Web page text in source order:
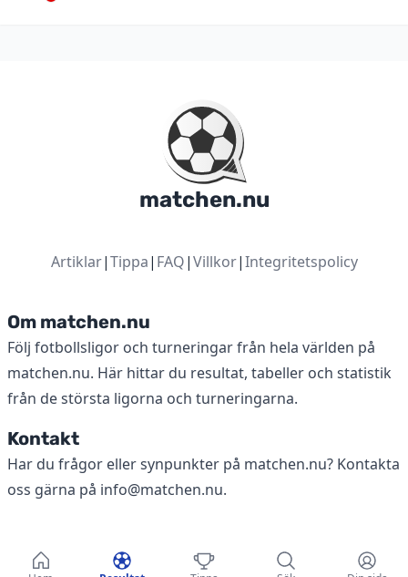
matchen.nu
Artiklar|Tippa| FAQ|Villkor|Integritetspolicy
Om matchen.nu
Följ fotbollsligor och turneringar från hela världen på
matchen.nu. Här hittar du resultat, tabeller och statistik
från de största ligorna och turneringarna.
Kontakt
Har du frågor eller synpunkter på matchen.nu? Kontakta
oss gärna på info@matchen.nu.